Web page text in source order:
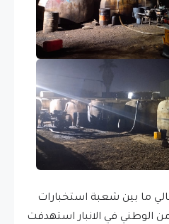
ما بين شعبة استخبارات
الوطني في الانبار استهدفت